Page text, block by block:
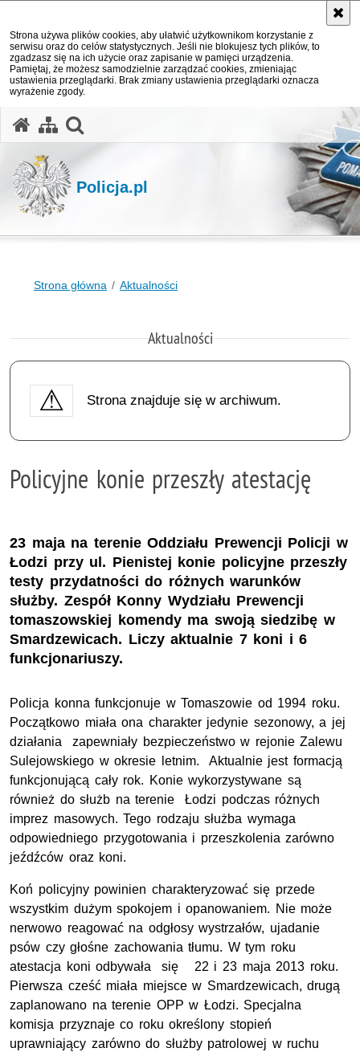
Strona używa plików cookies, aby ułatwić użytkownikom korzystanie z
serwisu oraz do celów statystycznych. Jeśli nie blokujesz tych plików, to
zgadzasz się na ich użycie oraz zapisanie w pamięci urządzenia.
Pamiętaj, że możesz samodzielnie zarządzać cookies, zmieniając
ustawienia przeglądarki. Brak zmiany ustawienia przeglądarki oznacza
wyrażenie zgody.
Policja.pl
Strona główna Aktualności
Aktualności
Strona znajduje się w archiwum.
Policyjne konie przeszły atestację
23 maja na terenie Oddziału Prewencji Policji w
Łodzi przy ul. Pienistej konie policyjne przeszły
testy przydatności do różnych warunków
służby. Zespół Konny Wydziału Prewencji
tomaszowskiej komendy ma swoją siedzibę w
Smardzewicach. Liczy aktualnie 7 koni i 6
funkcjonariuszy.
Policja konna funkcjonuje w Tomaszowie od 1994 roku.
Początkowo miała ona charakter jedynie sezonowy, a jej
działania zapewniały bezpieczeństwo w rejonie Zalewu
Sulejowskiego w okresie letnim. Aktualnie jest formacją
funkcjonującą cały rok. Konie wykorzystywane są
również do służb na terenie Łodzi podczas różnych
imprez masowych. Tego rodzaju służba wymaga
odpowiedniego przygotowania i przeszkolenia zarówno
jeźdźców oraz koni.
Koń policyjny powinien charakteryzować się przede
wszystkim dużym spokojem i opanowaniem. Nie może
nerwowo reagować na odgłosy wystrzałów, ujadanie
psów czy głośne zachowania tłumu. W tym roku
atestacja koni odbywała się 22 i 23 maja 2013 roku.
Pierwsza cześć miała miejsce w Smardzewicach, drugą
zaplanowano na terenie OPP w Łodzi. Specjalna
komisja przyznaje co roku określony stopień
uprawniający zarówno do służby patrolowej w ruchu